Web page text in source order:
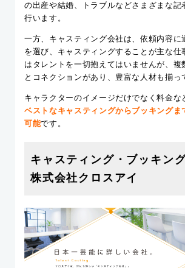
の出産や結婚、トラブルなどさまざまな記
行います。
一方、キャスティング会社は、依頼内容に
を選び、キャスティングすることが主な仕
はタレントを一切抱えてはいませんが、複
とコネクションがあり、豊富な人材も揃っ
キャラクターのイメージだけでなく料金な
ベストなキャスティングからブッキングま
可能です。
キャスティング・ブッキン
株式会社クロスアイ